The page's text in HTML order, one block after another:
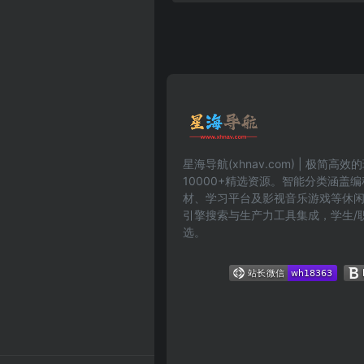
星海导航(xhnav.com) | 极简高效
10000+精选资源。智能分类涵盖
材、学习平台及影视音乐游戏等休
引擎搜索与生产力工具集成，学生/
选。